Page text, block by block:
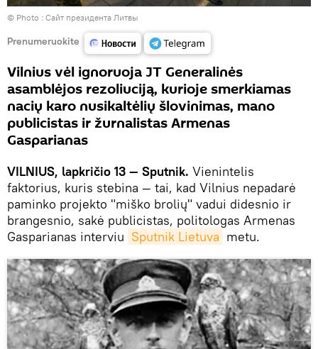
© Photo : Сайт президента Литвы
Prenumeruokite
Vilnius vėl ignoruoja JT Generalinės
asamblėjos rezoliuciją, kurioje smerkiamas
nacių karo nusikaltėlių šlovinimas, mano
publicistas ir žurnalistas Armenas
Gasparianas
VILNIUS, lapkričio 13 — Sputnik. Vienintelis
faktorius, kuris stebina — tai, kad Vilnius nepadarė
paminko projekto "miško brolių" vadui didesnio ir
brangesnio, sakė publicistas, politologas Armenas
Gasparianas interviu Sputnik Lietuva metu.